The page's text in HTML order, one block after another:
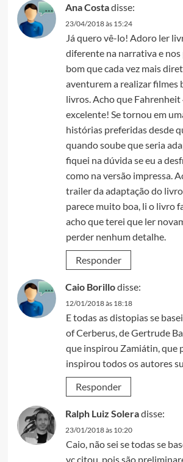
Ana Costadisse:
23/04/2018 às 15:24
Já quero vê-lo! Adoro ler
diferente na narrativa e nos
bom que cada vez mais
aventurem a realizar filmes
livros. Acho que Fahrenheit
excelente! Se tornou em
histórias preferidas desde
quando soube que seria
fiquei na dúvida se eu a
como na versão impressa.
trailer da adaptação do
parece muito boa, li o livro
acho que terei que ler
perder nenhum detalhe.
Responder
Caio Borillodisse:
12/01/2018 às 18:18
E todas as distopias se
of Cerberus, de Gertrude
que inspirou Zamiátin, que
inspirou todos os autores
Responder
Ralph Luiz Soleradisse:
23/01/2018 às 10:20
Caio, não sei se todas se
vc citou, pois são